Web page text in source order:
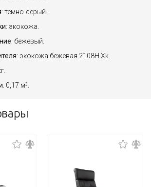
: темно-серый.
: экокожа.
: бежевый.
: экокожа бежевая 2108H Xk.
: 0,17 м3